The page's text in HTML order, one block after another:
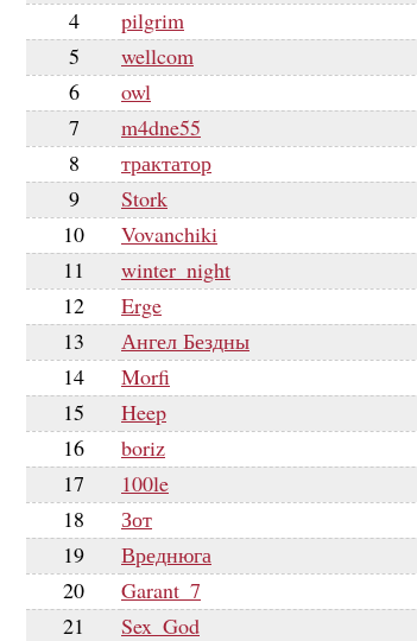
4
pilgrim
5
wellcom
6
owl
7
m4dne55
8
трактатор
9
Stork
10
Vovanchiki
11
winter_night
12
Erge
13
Ангел Бездны
14
Morfi
15
Heep
16
boriz
17
100le
18
Зот
19
Вреднюга
20
Garant_7
21
Sex_God